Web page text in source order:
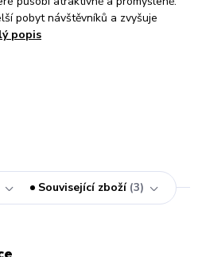
pobyt návštěvníků a zvyšuje
popis
Související zboží 3